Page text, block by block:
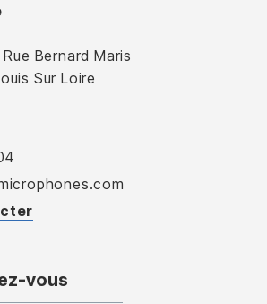
Bernard Maris
Sur Loire
vous